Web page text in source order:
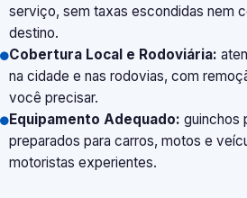
serviço, sem taxas escondidas nem
destino.
Cobertura Local e Rodoviária:
na cidade e nas rodovias, com
você precisar.
Equipamento Adequado: guinchos
preparados para carros, motos e
motoristas experientes.